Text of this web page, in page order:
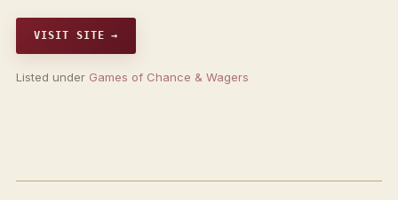
VISIT SITE →
Listed under Games of Chance & Wagers